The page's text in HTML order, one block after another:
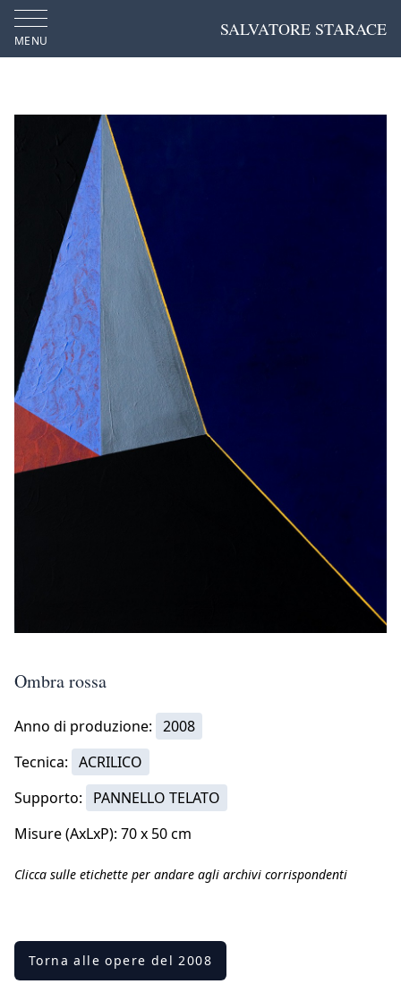
MENU
SALVATORE STARACE
Ombra rossa
Anno di produzione: 2008
Tecnica: ACRILICO
Supporto:
PANNELLO TELATO
Misure (AxLxP): 70 x 50 cm
Clicca sulle etichette per andare agli archivi corrispondenti
Torna alle opere del 2008